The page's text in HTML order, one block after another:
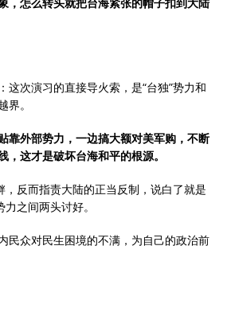
这次演习的直接导火索，是“台独”势力和
。
靠外部势力，一边搞大额对美军购，不断
，这才是破坏台海和平的根源。
，反而指责大陆的正当反制，说白了就是
之间两头讨好。
民众对民生困境的不满，为自己的政治前